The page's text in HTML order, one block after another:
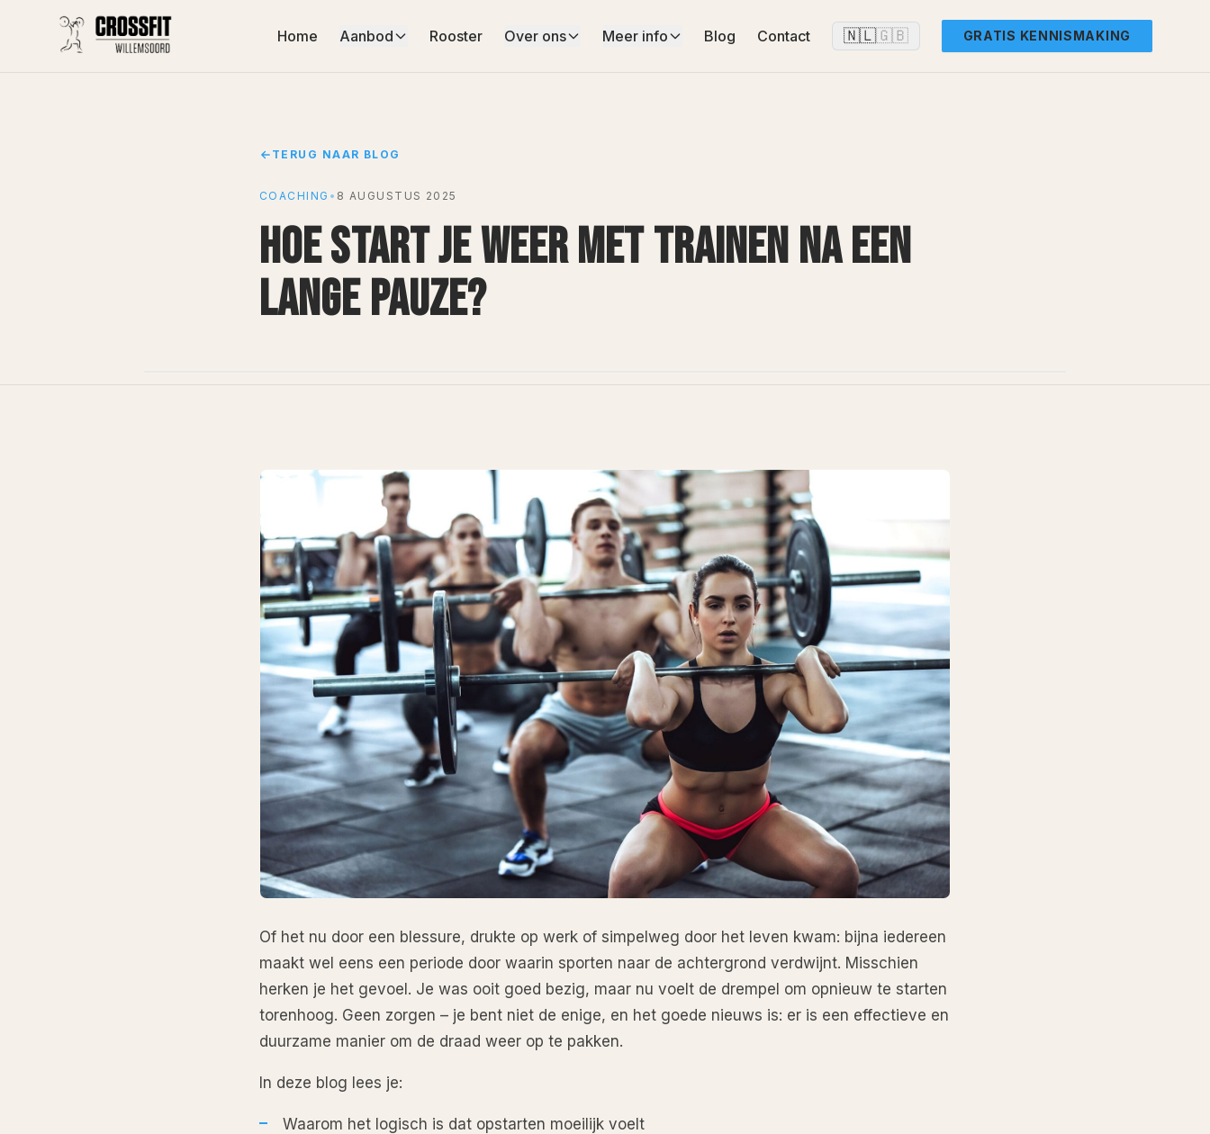
Home Aanbod Rooster Over ons Meer info Blog Contact 🇳🇱🇬🇧 GRATIS KENNISMAKING
TERUG NAAR BLOG
COACHING • 8 AUGUSTUS 2025
HOE START JE WEER MET TRAINEN NA EEN
LANGE PAUZE?
Of het nu door een blessure, drukte op werk of simpelweg door het leven kwam: bijna iedereen
maakt wel eens een periode door waarin sporten naar de achtergrond verdwijnt. Misschien
herken je het gevoel. Je was ooit goed bezig, maar nu voelt de drempel om opnieuw te starten
torenhoog. Geen zorgen – je bent niet de enige, en het goede nieuws is: er is een effectieve en
duurzame manier om de draad weer op te pakken.
In deze blog lees je:
Waarom het logisch is dat opstarten moeilijk voelt